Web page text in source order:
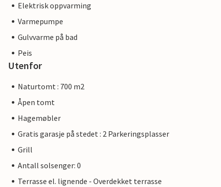
Elektrisk oppvarming
Varmepumpe
Gulvvarme på bad
Peis
Utenfor
Naturtomt : 700 m2
Åpen tomt
Hagemøbler
Gratis garasje på stedet : 2 Parkeringsplasser
Grill
Antall solsenger: 0
Terrasse el. lignende - Overdekket terrasse